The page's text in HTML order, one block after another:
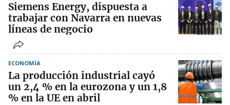
Siemens Energy, dispuesta a
trabajar con Navarra en nuevas
líneas de negocio
ECONOMÍA
La producción industrial cayó
un 2,4 % en la eurozona y un 1,8
% en la UE en abril